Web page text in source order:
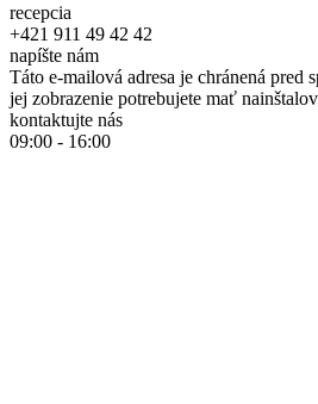
recepcia
+421 911 49 42 42
napíšte nám
Táto e-mailová adresa je chránená pred
jej zobrazenie potrebujete mať
kontaktujte nás
09:00 - 16:00